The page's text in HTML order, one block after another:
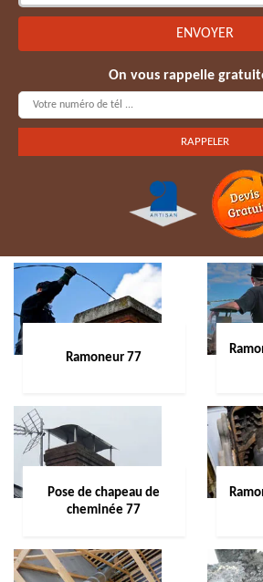
On vous rappelle
Ramoneur 77
Pose de chapeau de
cheminée 77